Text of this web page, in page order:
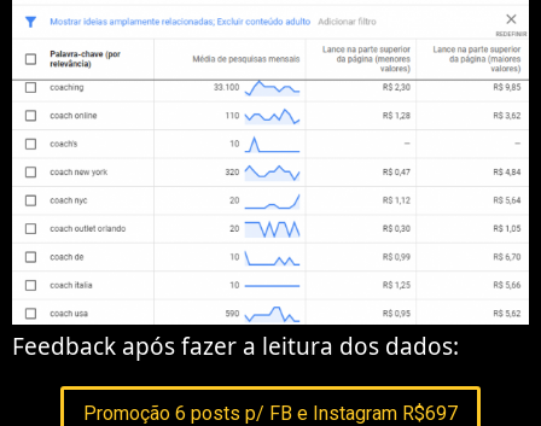
Feedback após fazer a leitura dos dados:
Promoção 6 posts p/ FB e Instagram R$697